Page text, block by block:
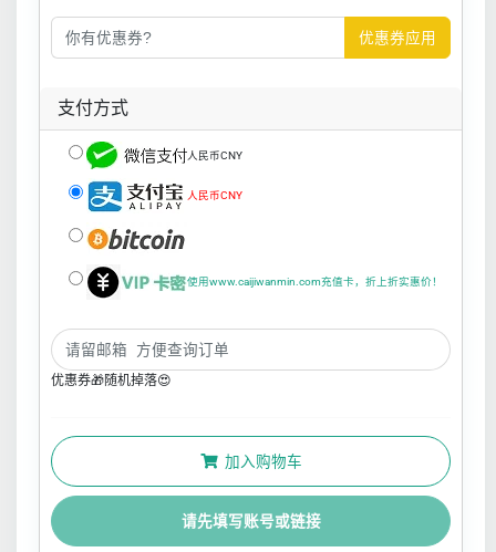
优惠券应用
支付方式
人民币CNY
人民币CNY
使用www.caijiwanmin.com充值卡，折上折实惠价！
优惠券🎁随机掉落😍
加入购物车
请先填写账号或链接